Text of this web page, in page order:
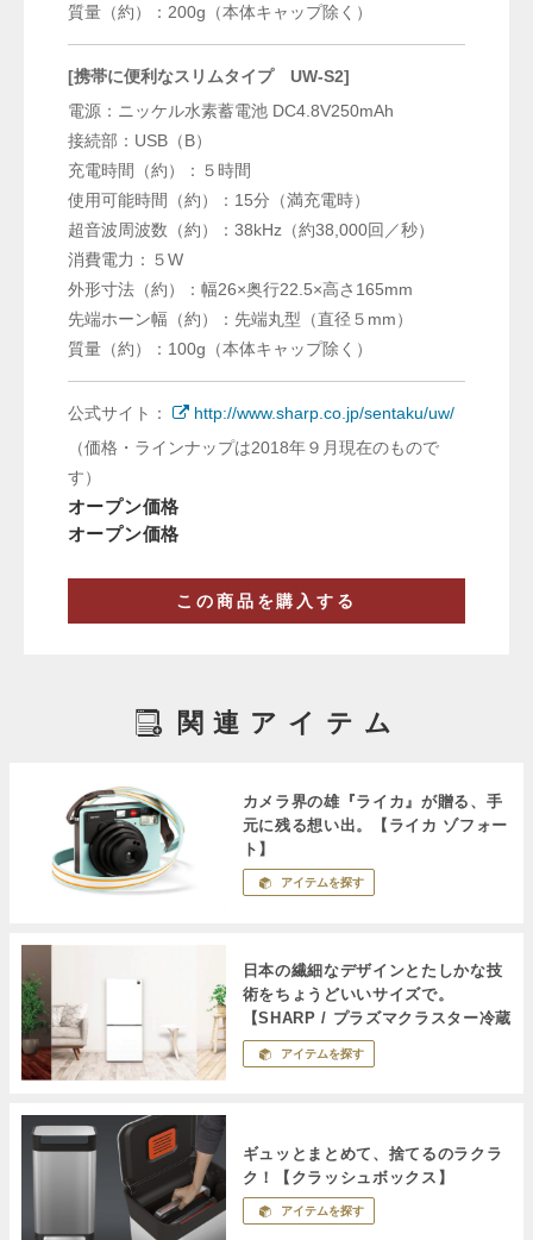
質量（約）：200g（本体キャップ除く）
[携帯に便利なスリムタイプ UW-S2]
電源：ニッケル水素蓄電池 DC4.8V250mAh
接続部：USB（B）
充電時間（約）：５時間
使用可能時間（約）：15分（満充電時）
超音波周波数（約）：38kHz（約38,000回／秒）
消費電力：５W
外形寸法（約）：幅26×奥行22.5×高さ165mm
先端ホーン幅（約）：先端丸型（直径５mm）
質量（約）：100g（本体キャップ除く）
公式サイト：
http://www.sharp.co.jp/sentaku/uw/
（価格・ラインナップは2018年９月現在のもので
す）
オープン価格
オープン価格
この商品を購入する
関連アイテム
カメラ界の雄『ライカ』が贈る、手
元に残る想い出。【ライカ ゾフォー
ト】
アイテムを探す
日本の繊細なデザインとたしかな技
術をちょうどいいサイズで。
【SHARP / プラズマクラスター冷蔵
庫】
アイテムを探す
ギュッとまとめて、捨てるのラクラ
ク！【クラッシュボックス】
アイテムを探す